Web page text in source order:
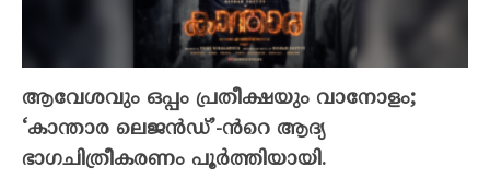
ആവേശവും ഒപ്പം പ്രതീക്ഷയും വാനോളം;
‘കാന്താര ലെജൻഡ്’-ൻറെ ആദ്യ
ഭാഗചിത്രീകരണം പൂർത്തിയായി.